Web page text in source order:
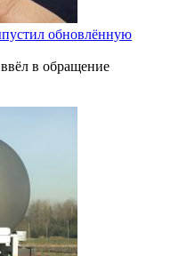
обновлённую
в обращение